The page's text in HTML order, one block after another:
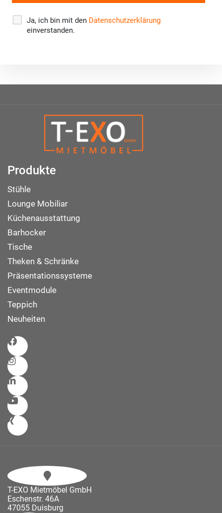
Ja, ich bin mit den Datenschutzerklärung
einverstanden.
Produkte
Stühle
Lounge Mobiliar
Küchenausstattung
Barhocker
Tische
Theken & Schränke
Präsentationssysteme
Eventmodule
Teppich
Neuheiten
T-EXO Mietmöbel GmbH
Eschenstr. 46A
47055 Duisburg